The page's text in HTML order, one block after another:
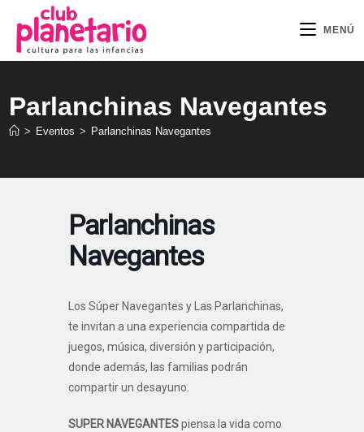
contenido
MENÚ
Parlanchinas Navegantes
> Eventos > Parlanchinas Navegantes
Parlanchinas
Navegantes
Los Súper Navegantes y Las Parlanchinas,
te invitan a una experiencia compartida de
juegos, música, diversión y participación,
donde además, las familias podrán
compartir un desayuno.
SUPER NAVEGANTESpiensa la vida como